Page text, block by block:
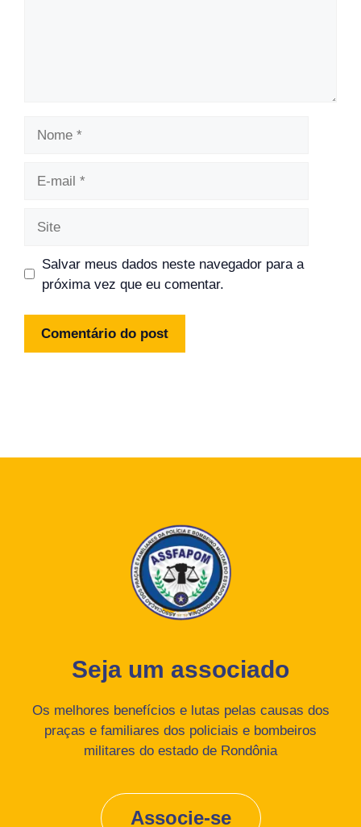
Salvar meus dados neste navegador para a
próxima vez que eu comentar.
Seja um associado
Os melhores benefícios e lutas pelas causas dos
praças e familiares dos policiais e bombeiros
militares do estado de Rondônia
Associe-se